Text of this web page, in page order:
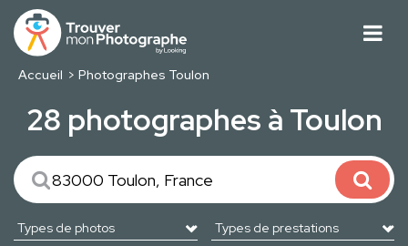
Accueil Photographes Toulon
28 photographes à Toulon